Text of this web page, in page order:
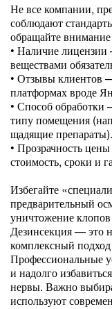
Не все компании,
соблюдают
обращайте
• Наличие
веществами
• Отзывы клиентов
платформах вроде
• Способ обработки
типу помещения
щадящие препараты).
• Прозрачность
стоимость, сроки и
Избегайте
предварительный
уничтожение
Дезинсекция — это
комплексный
Профессиональные
и надолго
нервы. Важно
используют